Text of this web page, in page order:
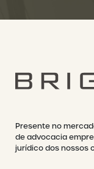
Presente no
de advocacia
jurídico dos nossos